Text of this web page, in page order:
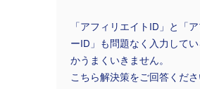
「アフィリエイトID」と「
ーID」も問題なく入力して
かうまくいきません。
こちら解決策をご回答くださ